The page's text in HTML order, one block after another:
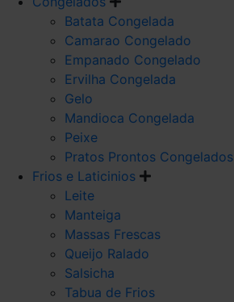
Batata Congelada
Camarao Congelado
Empanado Congelado
Ervilha Congelada
Gelo
Mandioca Congelada
Peixe
Pratos Prontos Congelados
Frios e Laticinios
Leite
Manteiga
Massas Frescas
Queijo Ralado
Salsicha
Tabua de Frios